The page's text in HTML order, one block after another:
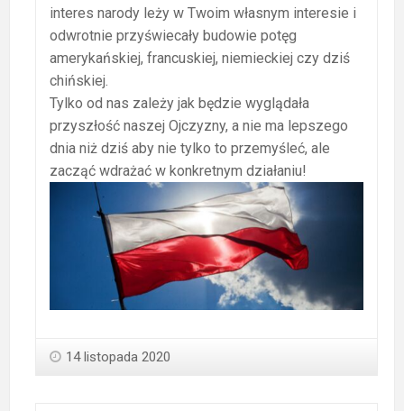
interes narody leży w Twoim własnym interesie i
odwrotnie przyświecały budowie potęg
amerykańskiej, francuskiej, niemieckiej czy dziś
chińskiej.
Tylko od nas zależy jak będzie wyglądała
przyszłość naszej Ojczyzny, a nie ma lepszego
dnia niż dziś aby nie tylko to przemyśleć, ale
zacząć wdrażać w konkretnym działaniu!
14 listopada 2020